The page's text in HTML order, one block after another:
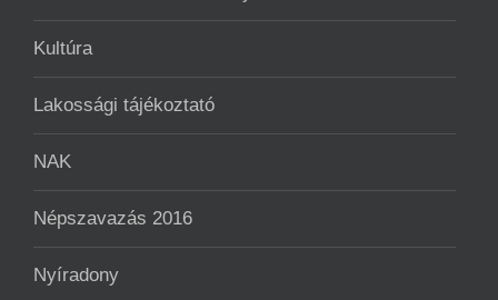
Kultúra
Lakossági tájékoztató
NAK
Népszavazás 2016
Nyíradony